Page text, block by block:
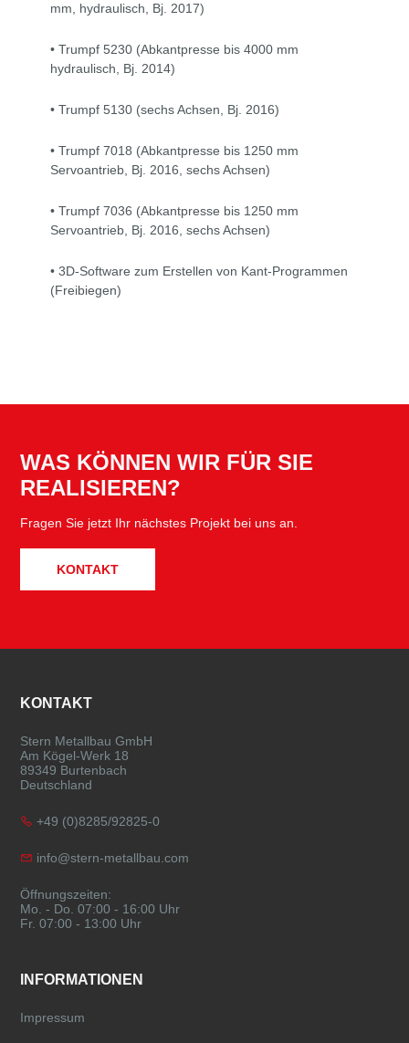
mm, hydraulisch, Bj. 2017)
• Trumpf 5230 (Abkantpresse bis 4000 mm
hydraulisch, Bj. 2014)
• Trumpf 5130 (sechs Achsen, Bj. 2016)
• Trumpf 7018 (Abkantpresse bis 1250 mm
Servoantrieb, Bj. 2016, sechs Achsen)
• Trumpf 7036 (Abkantpresse bis 1250 mm
Servoantrieb, Bj. 2016, sechs Achsen)
• 3D-Software zum Erstellen von Kant-Programmen
(Freibiegen)
WAS KÖNNEN WIR FÜR SIE
REALISIEREN?
Fragen Sie jetzt Ihr nächstes Projekt bei uns an.
KONTAKT
FOOTER
KONTAKT
Stern Metallbau GmbH
Am Kögel-Werk 18
89349 Burtenbach
Deutschland
+49 (0)8285/92825-0
info@stern-metallbau.com
Öffnungszeiten:
Mo. - Do. 07:00 - 16:00 Uhr
Fr. 07:00 - 13:00 Uhr
INFORMATIONEN
Impressum